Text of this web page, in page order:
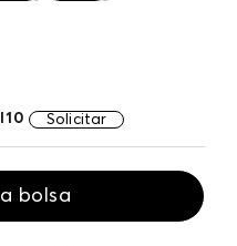
Solicitar
bolsa